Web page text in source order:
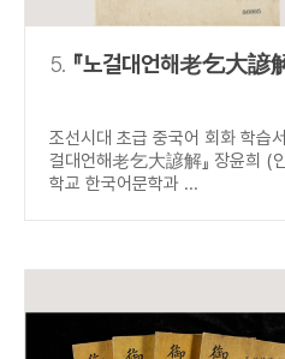
5. 『노걸대언해老乞大諺
조선시대 초급 중국어 회화 학습서
걸대언해老乞大諺解』 장윤희 (
학교 한국어문학과 ...